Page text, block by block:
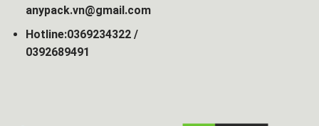
anypack.vn@gmail.com
Hotline:0369234322 /
0392689491